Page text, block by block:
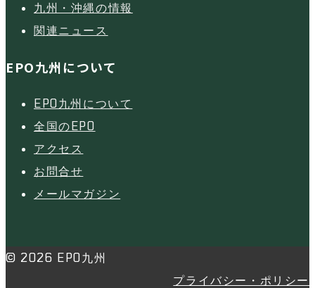
九州・沖縄の情報
関連ニュース
EPO九州について
EPO九州について
全国のEPO
アクセス
お問合せ
メールマガジン
© 2026 EPO九州
プライバシー・ポリシー